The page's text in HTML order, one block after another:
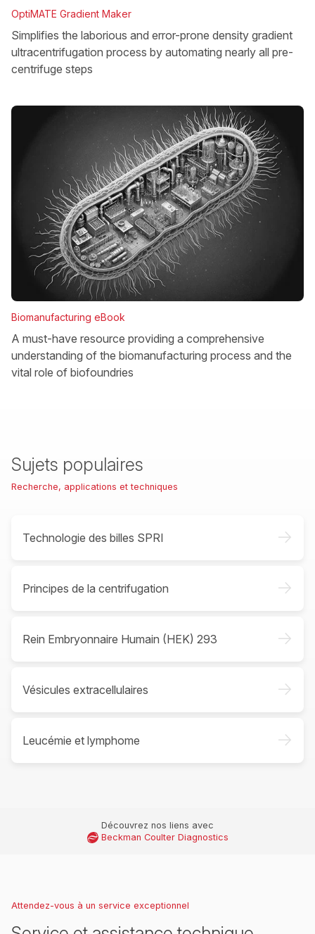
OptiMATE Gradient Maker
Simplifies the laborious and error-prone density gradient
ultracentrifugation process by automating nearly all pre-
centrifuge steps
Biomanufacturing eBook
A must-have resource providing a comprehensive
understanding of the biomanufacturing process and the
vital role of biofoundries
Sujets populaires
Recherche, applications et techniques
Technologie des billes SPRI ->
Principes de la centrifugation ->
Rein Embryonnaire Humain (HEK) 293 ->
Vésicules extracellulaires ->
Leucémie et lymphome ->
Découvrez nos liens avec
Beckman Coulter Diagnostics
Attendez-vous à un service exceptionnel